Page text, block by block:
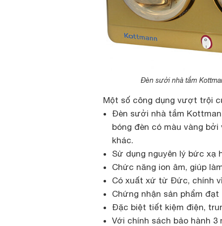
Đèn sưởi nhà tắm
Một số công dụng vượt trội
Đèn sưởi nhà tắm
bóng đèn có màu vàng
khác.
Sử dụng nguyên lý bức xạ
Chức năng ion âm, giúp
Có xuất xứ từ Đức, chính
Chứng nhận sản phẩm đạt
Đặc biệt tiết kiệm điện,
Với chính sách bảo hành